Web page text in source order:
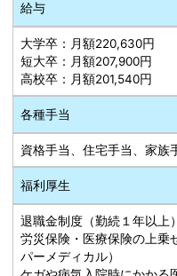
給与
大学卒：月額220,630円
短大卒：月額207,900円
高校卒：月額201,540円
各種手当
資格手当、住宅手当、家族
福利厚生
退職金制度（勤続１年以上）
労災保険・医療保険の上乗
パーメディカル）